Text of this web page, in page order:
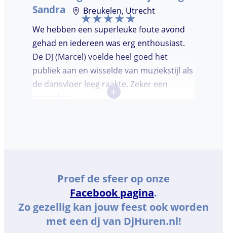
Sandra
Breukelen, Utrecht
We hebben een superleuke foute avond
gehad en iedereen was erg enthousiast.
De DJ (Marcel) voelde heel goed het
publiek aan en wisselde van muziekstijl als
de dansvloer leeg raakte. Zeker een
+
Proef de sfeer op onze
Facebook pagina.
Zo gezellig kan jouw feest ook worden
met een dj van DjHuren.nl!